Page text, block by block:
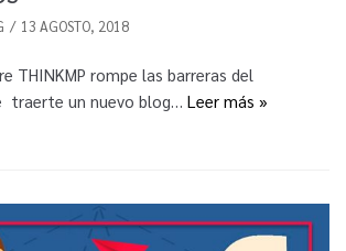
13 AGOSTO, 2018
THINKMP rompe las barreras del
traerte un nuevo blog… Leer más »